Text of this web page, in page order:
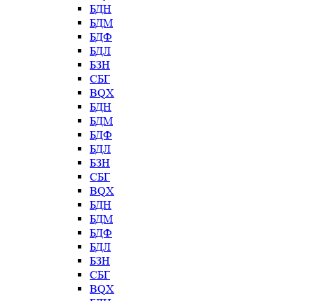
БДН
БДМ
БДФ
БДЛ
БЗН
СБГ
BQX
БДН
БДМ
БДФ
БДЛ
БЗН
СБГ
BQX
БДН
БДМ
БДФ
БДЛ
БЗН
СБГ
BQX